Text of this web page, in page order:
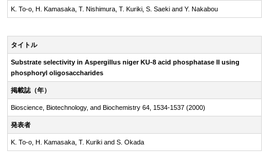
K. To-o, H. Kamasaka, T. Nishimura, T. Kuriki, S. Saeki and Y. Nakabou
タイトル
Substrate selectivity in Aspergillus niger KU-8 acid phosphatase II using
phosphoryl oligosaccharides
掲載誌（年）
Bioscience, Biotechnology, and Biochemistry 64, 1534-1537 (2000)
発表者
K. To-o, H. Kamasaka, T. Kuriki and S. Okada